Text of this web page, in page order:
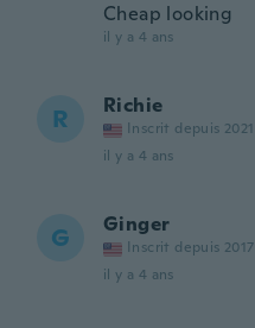
Cheap looking
il y a 4 ans
R Richie
Inscrit depuis 2021
il y a 4 ans
G Ginger
Inscrit depuis 2017
il y a 4 ans